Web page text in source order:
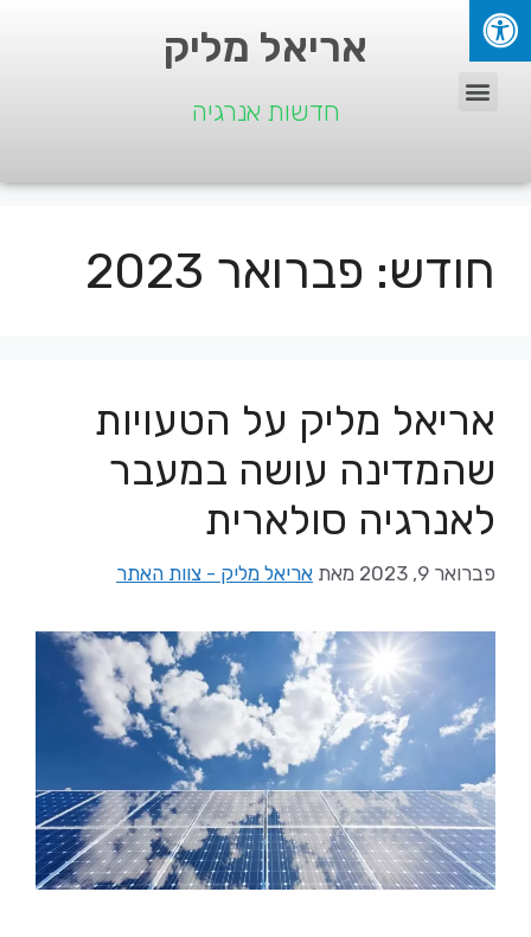
אריאל מליק
חדשות אנרגיה
חודש: פברואר 2023
אריאל מליק על הטעויות
שהמדינה עושה במעבר
לאנרגיה סולארית
פברואר 9, 2023 מאת אריאל מליק - צוות האתר